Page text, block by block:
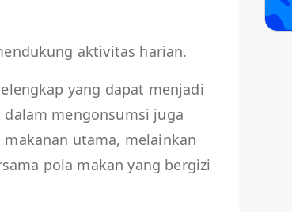
aktivitas harian.
yang dapat menjadi
mengonsumsi juga
utama, melainkan
pola makan yang bergizi